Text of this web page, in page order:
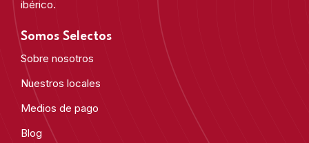
ibérico.
Somos Selectos
Sobre nosotros
Nuestros locales
Medios de pago
Blog